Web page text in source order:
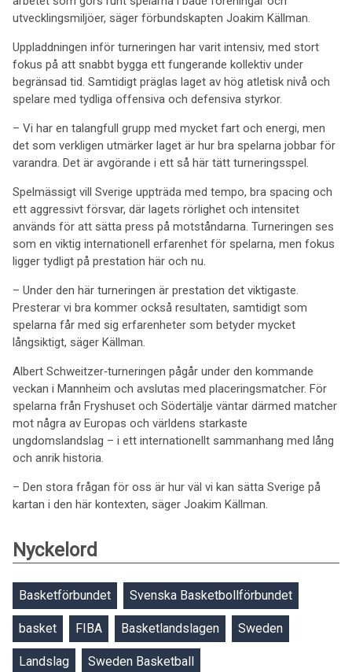
utvecklingsmiljöer, säger förbundskapten Joakim Källman.
Uppladdningen inför turneringen har varit intensiv, med stort
fokus på att snabbt bygga ett fungerande kollektiv under
begränsad tid. Samtidigt präglas laget av hög atletisk nivå och
spelare med tydliga offensiva och defensiva styrkor.
– Vi har en talangfull grupp med mycket fart och energi, men
det som verkligen utmärker laget är hur bra spelarna jobbar för
varandra. Det är avgörande i ett så här tätt turneringsspel.
Spelmässigt vill Sverige uppträda med tempo, bra spacing och
ett aggressivt försvar, där lagets rörlighet och intensitet
används för att sätta press på motståndarna. Turneringen ses
som en viktig internationell erfarenhet för spelarna, men fokus
ligger tydligt på prestation här och nu.
– Under den här turneringen är prestation det viktigaste.
Presterar vi bra kommer också resultaten, samtidigt som
spelarna får med sig erfarenheter som betyder mycket
långsiktigt, säger Källman.
Albert Schweitzer‑turneringen pågår under den kommande
veckan i Mannheim och avslutas med placeringsmatcher. För
spelarna från Fryshuset och Södertälje väntar därmed matcher
mot några av Europas och världens starkaste
ungdomslandslag – i ett internationellt sammanhang med lång
och anrik historia.
– Den stora frågan för oss är hur väl vi kan sätta Sverige på
kartan i den här kontexten, säger Joakim Källman.
Nyckelord
Basketförbundet Svenska Basketbollförbundet
basket FIBA Basketlandslagen Sweden
Landslag Sweden Basketball